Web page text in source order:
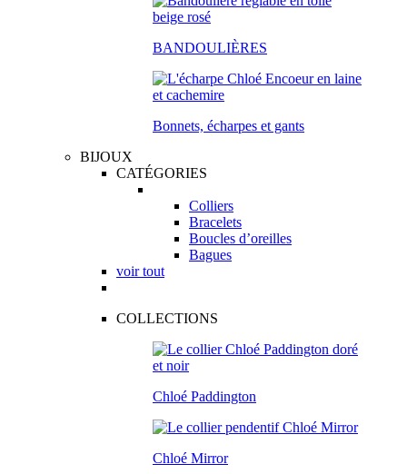
BANDOULIÈRES
Bonnets, écharpes et gants
BIJOUX
CATÉGORIES
Colliers
Bracelets
Boucles d’oreilles
Bagues
voir tout
COLLECTIONS
Chloé Paddington
Chloé Mirror